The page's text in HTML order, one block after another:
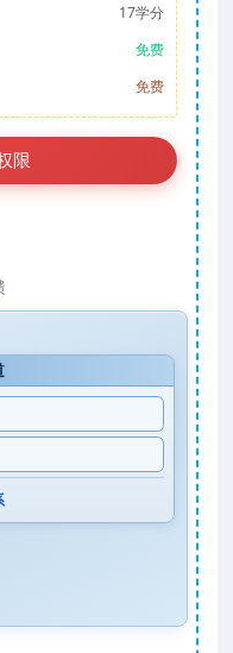
17学分
免费
免费
限